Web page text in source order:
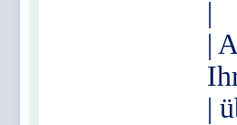
|
|
|